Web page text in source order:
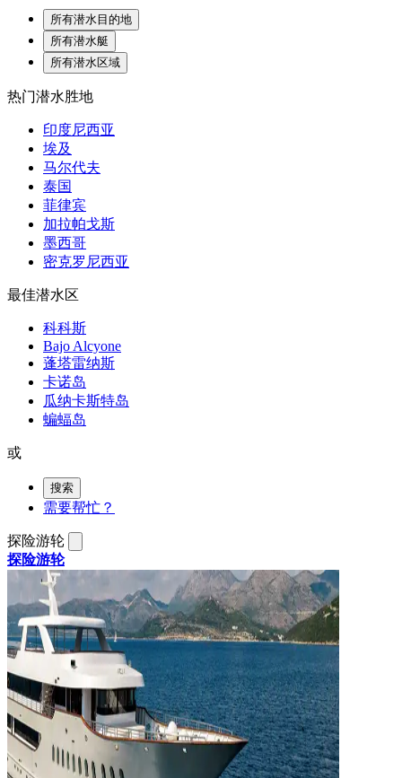
所有潜水目的地
所有潜水艇
所有潜水区域
热门潜水胜地
印度尼西亚
埃及
马尔代夫
泰国
菲律宾
加拉帕戈斯
墨西哥
密克罗尼西亚
最佳潜水区
科科斯
Bajo Alcyone
蓬塔雷纳斯
卡诺岛
瓜纳卡斯特岛
蝙蝠岛
或
搜索
需要帮忙？
探险游轮
探险游轮